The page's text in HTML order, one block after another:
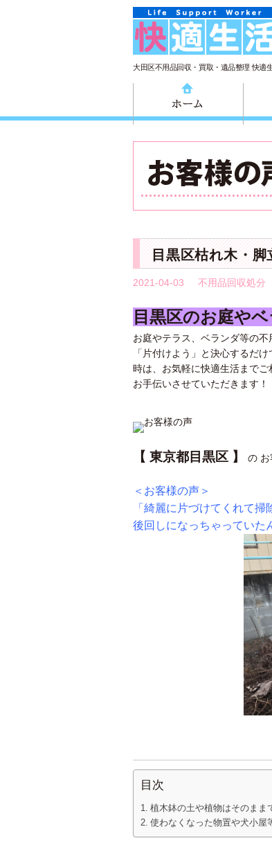
大田区不用品回収・買取・遺品整理 快適
目黒区枯れ木・脚
2021-04-03 不用品回収処分
目黒区のお庭や
お庭やテラス、ベランダ等の不
「片付けよう」と決心するだ
時は、お気軽に快適生活までご
お手伝いさせていただきます！
【 東京都目黒区 】 の お
＜お客様の声＞
「綺麗に片づけてくれて
後回しになっちゃっていた
目次
植木鉢の土や植物はそのまま
使わなくなった物置や犬小屋